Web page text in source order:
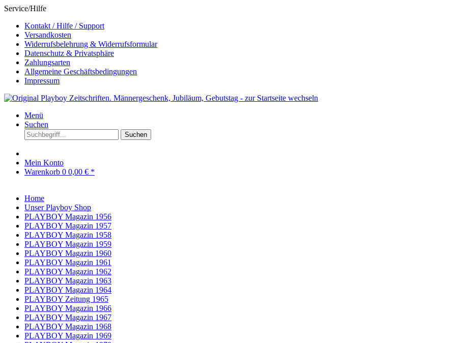
Service/Hilfe
Kontakt / Hilfe / Support
Versandkosten
Widerrufsbelehrung & Widerrufsformular
Datenschutz & Privatsphäre
Zahlungsarten
Allgemeine Geschäftsbedingungen
Impressum
Menü
Suchen
Suchen
Mein Konto
Warenkorb 0 0,00 € *
Home
Unser Playboy Shop
PLAYBOY Magazin 1956
PLAYBOY Magazin 1957
PLAYBOY Magazin 1958
PLAYBOY Magazin 1959
PLAYBOY Magazin 1960
PLAYBOY Magazin 1961
PLAYBOY Magazin 1962
PLAYBOY Magazin 1963
PLAYBOY Magazin 1964
PLAYBOY Zeitung 1965
PLAYBOY Magazin 1966
PLAYBOY Magazin 1967
PLAYBOY Magazin 1968
PLAYBOY Magazin 1969